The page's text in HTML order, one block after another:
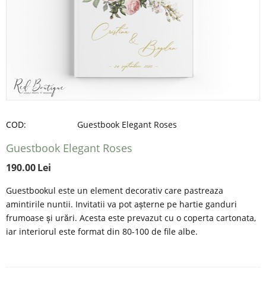
COD: Guestbook Elegant Roses
Guestbook Elegant Roses
190.00Lei
Guestbookul este un element decorativ care pastreaza
amintirile nuntii. Invitatii va pot așterne pe hartie ganduri
frumoase și urări. Acesta este prevazut cu o coperta cartonata,
iar interiorul este format din 80-100 de file albe.